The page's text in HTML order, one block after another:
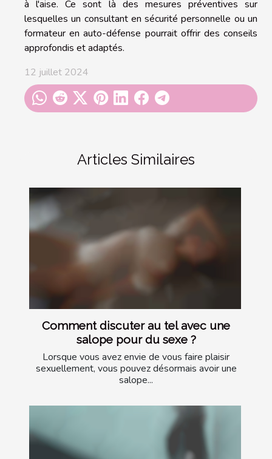
Articles Similaires
Comment discuter au tel avec une
salope pour du sexe ?
Lorsque vous avez envie de vous faire plaisir
sexuellement, vous pouvez désormais avoir une
salope...
à l'aise. Ce sont là des mesures préventives sur
lesquelles un consultant en sécurité personnelle ou un
formateur en auto-défense pourrait offrir des conseils
approfondis et adaptés.
12 juillet 2024